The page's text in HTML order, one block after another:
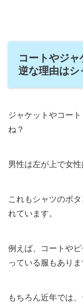
コートやジ
逆な理由はシ
ジャケットやコー
ね？
男性は左が上で女性
これもシャツのボ
れています。
例えば、コートや
っている服もありま
もちろん近年では